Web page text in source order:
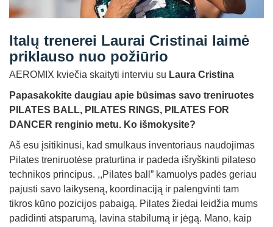
Straipsniai
Atsiliepimai
Kontaktai
Italų trenerei Laurai Cristinai laimė
priklauso nuo požiūrio
AEROMIX kviečia skaityti interviu su Laura Cristina
Papasakokite daugiau apie būsimas savo treniruotes
PILATES BALL, PILATES RINGS, PILATES FOR
DANCER renginio metu. Ko išmokysite?
Aš esu įsitikinusi, kad smulkaus inventoriaus naudojimas
Pilates treniruotėse praturtina ir padeda išryškinti pilateso
technikos principus. ,,Pilates ball” kamuolys padės geriau
pajusti savo laikyseną, koordinaciją ir palengvinti tam
tikros kūno pozicijos pabaigą. Pilates žiedai leidžia mums
padidinti atsparumą, lavina stabilumą ir jėgą. Mano, kaip